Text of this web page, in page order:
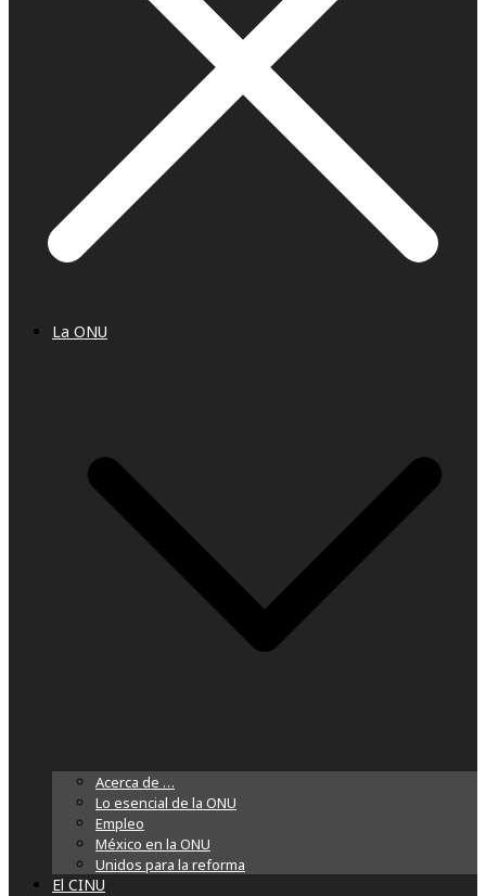
La ONU
Acerca de …
Lo esencial de la ONU
Empleo
México en la ONU
Unidos para la reforma
El CINU